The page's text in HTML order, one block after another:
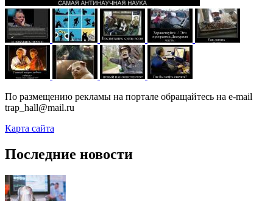
По размещению рекламы на портале обращайтесь на e-mail
trap_hall@mail.ru
Карта сайта
Последние новости